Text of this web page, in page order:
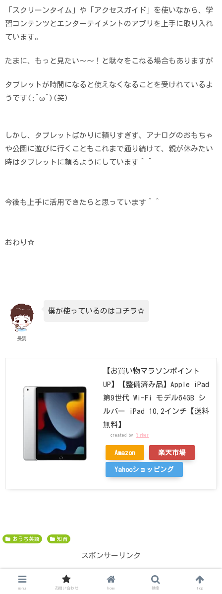
「スクリーンタイム」や「アクセスガイド」を使いながら、学
習コンテンツとエンターテイメントのアプリを上手に取り入れ
ています。
たまに、もっと見たい～～！と駄々をこねる場合もありますが
タブレットが時間になると使えなくなることを受けれているよ
うです(;^ω^)(笑)
しかし、タブレットばかりに頼りすぎず、アナログのおもちゃ
や公園に遊びに行くこともこれまで通り続けて、親が休みたい
時はタブレットに頼るようにしています＾＾
今後も上手に活用できたらと思っています＾＾
おわり☆
長男
僕が使っているのはコチラ☆
【お買い物マラソンポイント
UP】【整備済み品】Apple iPad
第9世代 Wi-Fi モデル64GB シ
ルバー iPad 10.2インチ【送料
無料】
created by Rinker
Amazon 楽天市場
Yahooショッピング
おうち英語 知育
スポンサーリンク
menu お問い合わせ home 検索 top